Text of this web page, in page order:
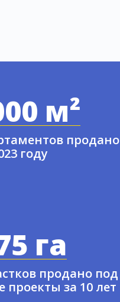
м²
продано
году
га
продано под
проекты за 10 лет